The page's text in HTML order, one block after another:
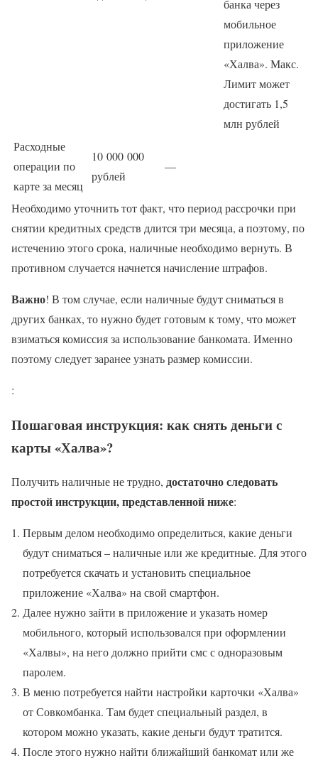
банка через
мобильное
приложение
«Халва». Макс.
Лимит может
достигать 1,5
млн рублей
Расходные
операции по
карте за месяц
10 000 000
рублей
—
Необходимо уточнить тот факт, что период рассрочки при
снятии кредитных средств длится три месяца, а поэтому, по
истечению этого срока, наличные необходимо вернуть. В
противном случается начнется начисление штрафов.
Важно! В том случае, если наличные будут сниматься в
других банках, то нужно будет готовым к тому, что может
взиматься комиссия за использование банкомата. Именно
поэтому следует заранее узнать размер комиссии.
:
Пошаговая инструкция: как снять деньги с
карты «Халва»?
Получить наличные не трудно, достаточно следовать
простой инструкции, представленной ниже:
Первым делом необходимо определиться, какие деньги
будут сниматься – наличные или же кредитные. Для этого
потребуется скачать и установить специальное
приложение «Халва» на свой смартфон.
Далее нужно зайти в приложение и указать номер
мобильного, который использовался при оформлении
«Халвы», на него должно прийти смс с одноразовым
паролем.
В меню потребуется найти настройки карточки «Халва»
от Совкомбанка. Там будет специальный раздел, в
котором можно указать, какие деньги будут тратится.
После этого нужно найти ближайший банкомат или же